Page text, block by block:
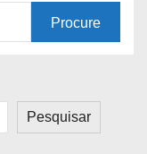
Pesquisar